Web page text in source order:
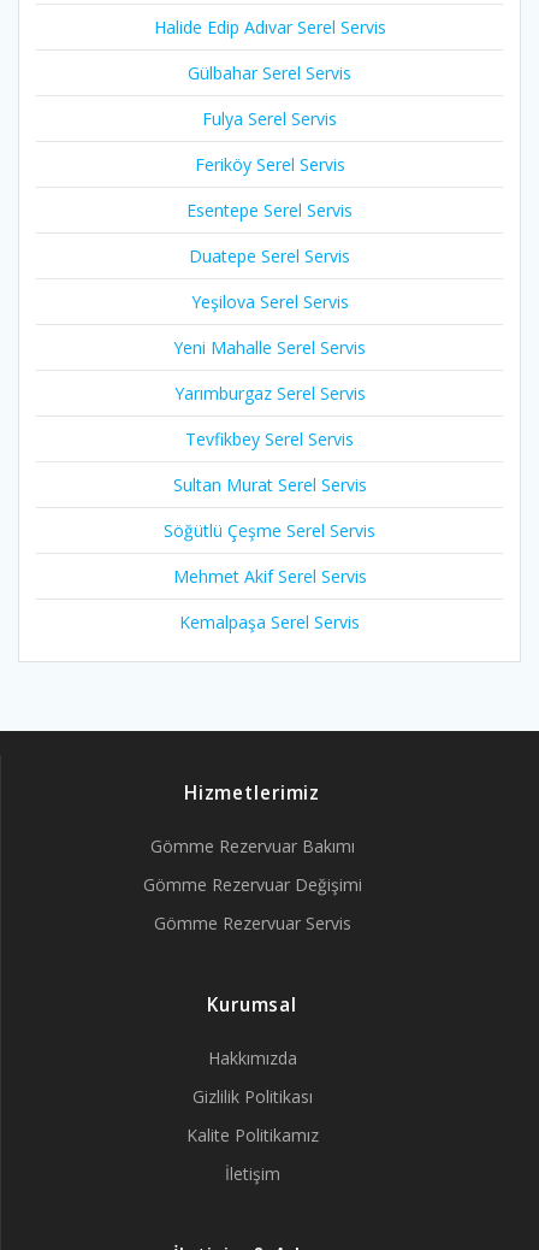
Halide Edip Adıvar Serel Servis
Gülbahar Serel Servis
Fulya Serel Servis
Feriköy Serel Servis
Esentepe Serel Servis
Duatepe Serel Servis
Yeşilova Serel Servis
Yeni Mahalle Serel Servis
Yarımburgaz Serel Servis
Tevfikbey Serel Servis
Sultan Murat Serel Servis
Söğütlü Çeşme Serel Servis
Mehmet Akif Serel Servis
Kemalpaşa Serel Servis
Hizmetlerimiz
Gömme Rezervuar Bakımı
Gömme Rezervuar Değişimi
Gömme Rezervuar Servis
Kurumsal
Hakkımızda
Gizlilik Politikası
Kalite Politikamız
İletişim